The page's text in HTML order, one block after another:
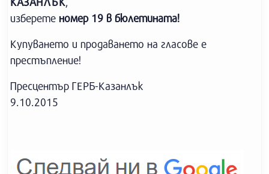
изберете номер 19 в бюлетината!
Купуването и продаването на гласове е
престъпление!
Пресцентър ГЕРБ-Казанлък
9.10.2015